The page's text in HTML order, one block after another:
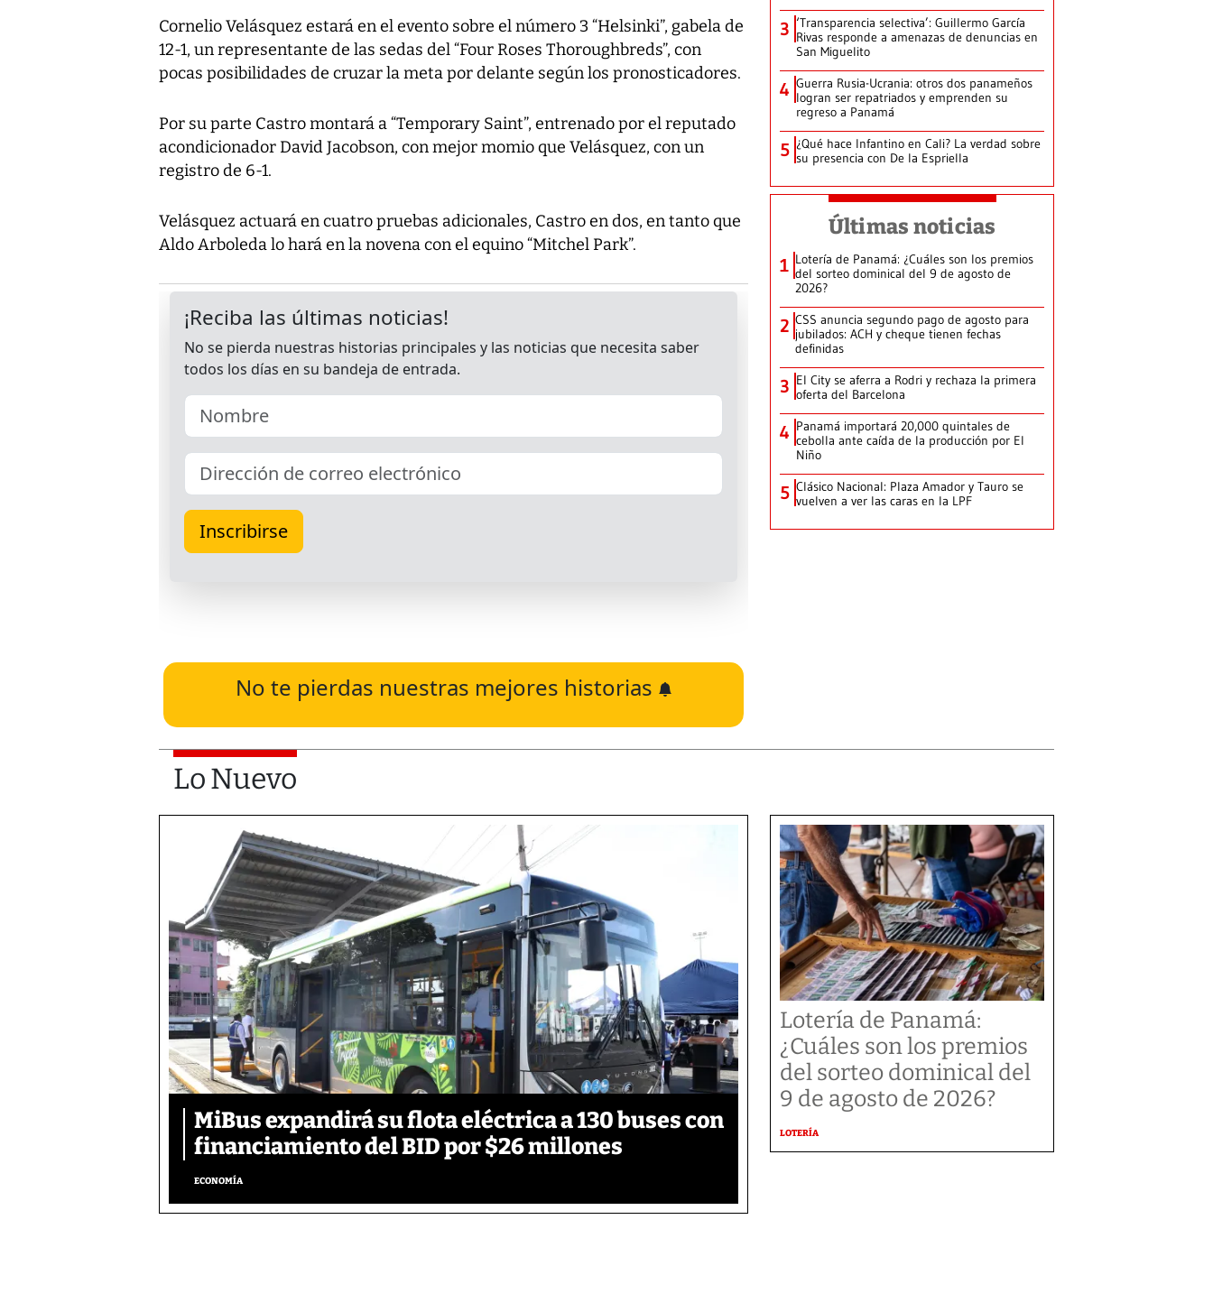
Cornelio Velásquez estará en el evento sobre el número 3 “Helsinki”, gabela de
12-1, un representante de las sedas del “Four Roses Thoroughbreds”, con
pocas posibilidades de cruzar la meta por delante según los pronosticadores.
Por su parte Castro montará a “Temporary Saint”, entrenado por el reputado
acondicionador David Jacobson, con mejor momio que Velásquez, con un
registro de 6-1.
Velásquez actuará en cuatro pruebas adicionales, Castro en dos, en tanto que
Aldo Arboleda lo hará en la novena con el equino “Mitchel Park”.
No te pierdas nuestras mejores historias
3 ‘Transparencia selectiva’: Guillermo García
Rivas responde a amenazas de denuncias en
San Miguelito
4 Guerra Rusia-Ucrania: otros dos panameños
logran ser repatriados y emprenden su
regreso a Panamá
5 ¿Qué hace Infantino en Cali? La verdad sobre
su presencia con De la Espriella
Últimas noticias
1 Lotería de Panamá: ¿Cuáles son los premios
del sorteo dominical del 9 de agosto de
2026?
2 CSS anuncia segundo pago de agosto para
jubilados: ACH y cheque tienen fechas
definidas
3 El City se aferra a Rodri y rechaza la primera
oferta del Barcelona
4 Panamá importará 20,000 quintales de
cebolla ante caída de la producción por El
Niño
5 Clásico Nacional: Plaza Amador y Tauro se
vuelven a ver las caras en la LPF
Lo Nuevo
MiBus expandirá su flota eléctrica a 130 buses con
financiamiento del BID por $26 millones
ECONOMÍA
Lotería de Panamá:
¿Cuáles son los premios
del sorteo dominical del
9 de agosto de 2026?
LOTERÍA